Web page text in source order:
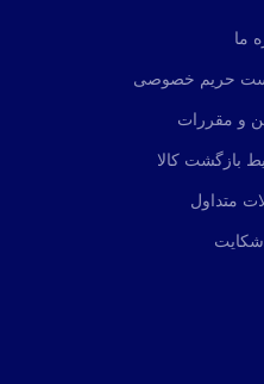
ما
حریم خصوصی
و مقررات
بازگشت کالا
متداول